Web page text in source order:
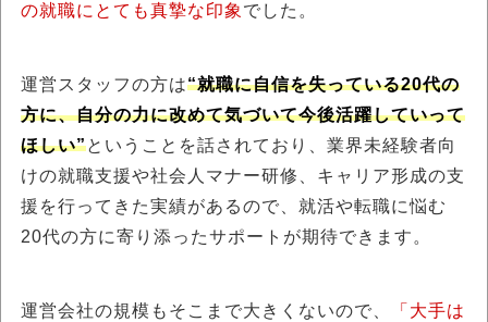
の就職にとても真摯な印象 でした。
運営スタッフの方は“就職に自信を失っている20代の
方に、自分の力に改めて気づいて今後活躍していって
ほしい”ということを話されており、業界未経験者向
けの就職支援や社会人マナー研修、キャリア形成の支
援を行ってきた実績があるので、就活や転職に悩む
20代の方に寄り添ったサポートが期待できます。
運営会社の規模もそこまで大きくないので、
「大手は